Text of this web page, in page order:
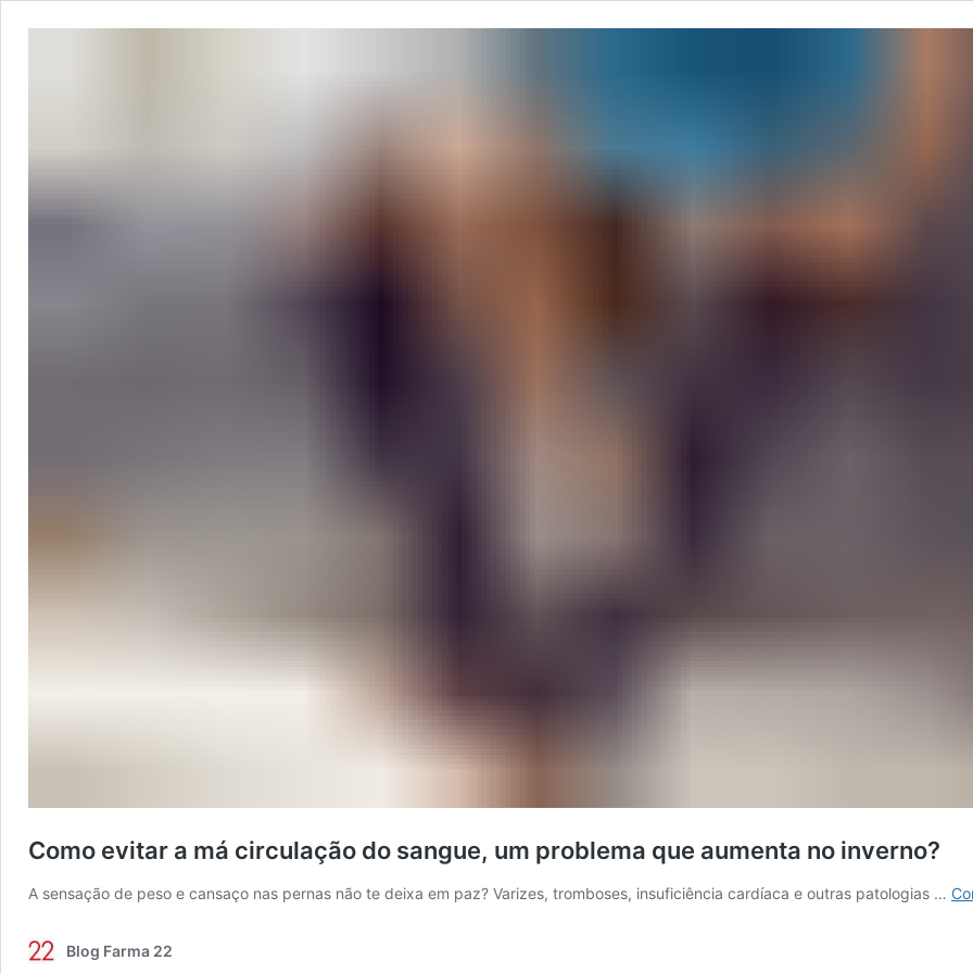
Como evitar a má circulação do sangue, um problema que aumenta no inverno?
A sensação de peso e cansaço nas pernas não te deixa em paz? Varizes, tromboses, insuficiência cardíaca e outras patologias …
Blog Farma 22